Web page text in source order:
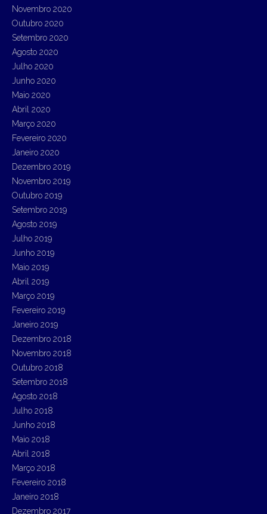
Novembro 2020
Outubro 2020
Setembro 2020
Agosto 2020
Julho 2020
Junho 2020
Maio 2020
Abril 2020
Março 2020
Fevereiro 2020
Janeiro 2020
Dezembro 2019
Novembro 2019
Outubro 2019
Setembro 2019
Agosto 2019
Julho 2019
Junho 2019
Maio 2019
Abril 2019
Março 2019
Fevereiro 2019
Janeiro 2019
Dezembro 2018
Novembro 2018
Outubro 2018
Setembro 2018
Agosto 2018
Julho 2018
Junho 2018
Maio 2018
Abril 2018
Março 2018
Fevereiro 2018
Janeiro 2018
Dezembro 2017